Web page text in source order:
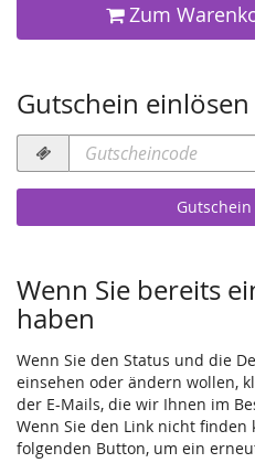
Zum
Gutschein einlösen
Gutscheincode
erforderlich
Wenn Sie bereits
haben
Wenn Sie den Status und die
einsehen oder ändern wollen,
der E-Mails, die wir Ihnen im
Wenn Sie den Link nicht finden
folgenden Button, um ein